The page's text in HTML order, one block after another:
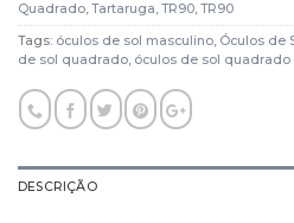
Quadrado,Tartaruga,TR90,TR90
Tags: óculos de sol masculino, Óculos de
de sol quadrado, óculos de sol quadrado
DESCRIÇÃO